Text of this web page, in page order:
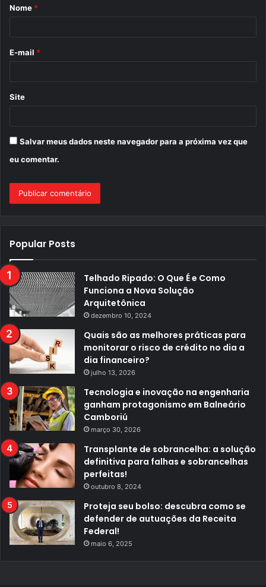
r
Nome *
E-mail *
Site
Salvar meus dados neste navegador para a próxima vez que
eu comentar.
Popular Posts
Telhado Ripado: O Que É e Como
Funciona a Nova Solução
Arquitetônica
dezembro 10, 2024
Quais são as melhores práticas para
monitorar o risco de crédito no dia a
dia financeiro?
julho 13, 2026
Tecnologia e inovação na engenharia
ganham protagonismo em Balneário
Camboriú
março 30, 2026
Transplante de sobrancelha: a solução
definitiva para falhas e sobrancelhas
perfeitas!
outubro 8, 2024
Proteja seu bolso: descubra como se
defender de autuações da Receita
Federal!
maio 6, 2025